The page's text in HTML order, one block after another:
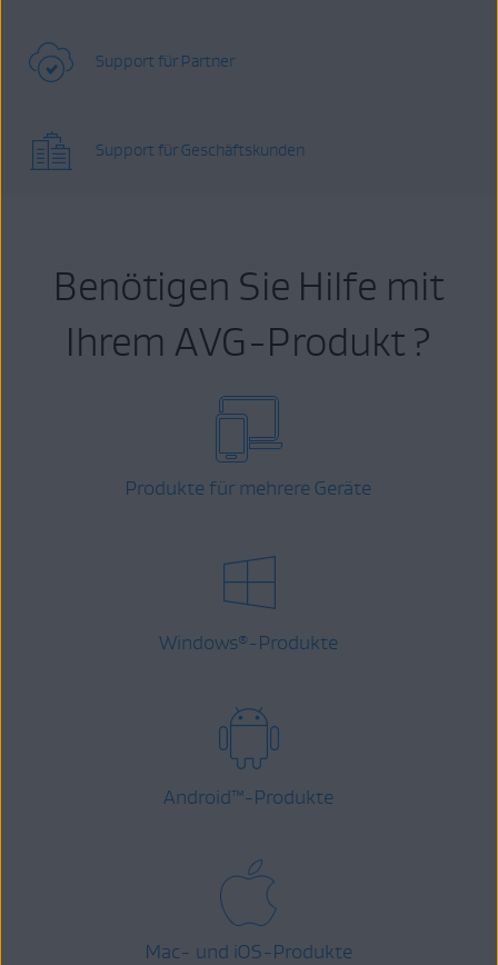
Support für Partner
Support für Geschäftskunden
Benötigen Sie Hilfe mit
Ihrem AVG-Produkt ?
Produkte für mehrere Geräte
Windows® -Produkte
Android™-Produkte
Mac- und iOS-Produkte